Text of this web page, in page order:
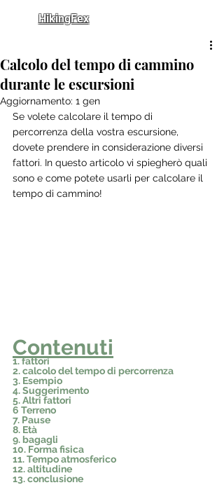
HikingFex
Calcolo del tempo di cammino
durante le escursioni
Aggiornamento: 1 gen
Se volete calcolare il tempo di
percorrenza della vostra escursione,
dovete prendere in considerazione diversi
fattori. In questo articolo vi spiegherò quali
sono e come potete usarli per calcolare il
tempo di cammino!
Contenuti
1. fattori
2. calcolo del tempo di percorrenza
3. Esempio
4. Suggerimento
5. Altri fattori
6 Terreno
7. Pause
8. Età
9. bagagli
10. Forma fisica
11. Tempo atmosferico
12. altitudine
13. conclusione